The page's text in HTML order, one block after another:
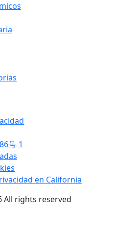
号-1
en California
All rights reserved